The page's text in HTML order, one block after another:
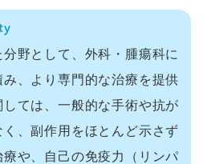
野として、外科・腫瘍科に
、より専門的な治療を提供
ては、一般的な手術や抗が
、副作用をほとんど示さず
や、自己の免疫力（リンパ